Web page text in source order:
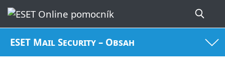
ESET Mail Security – Obsah